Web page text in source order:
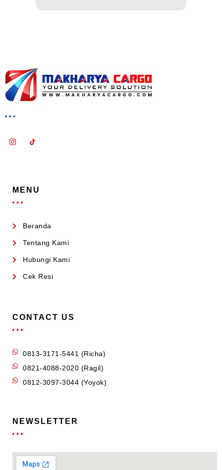
MENU
Beranda
Tentang Kami
Hubungi Kami
Cek Resi
CONTACT US
0813-3171-5441 (Richa)
0821-4088-2020 (Ragil)
0812-3097-3044 (Yoyok)
NEWSLETTER